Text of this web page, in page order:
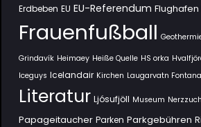
Erdbeben EU EU-Referendum
Frauenfußball
Grindavík Heimaey Heiße Quelle HS orka
Iceguys Icelandair Kirchen Laugarvatn Fontana
Literatur Ljósufjöll Museum
Papageitaucher Parken Parkgebühren